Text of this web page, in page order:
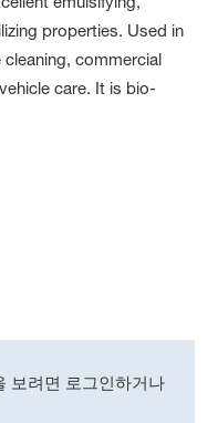
properties. Used in
commercial
care. It is bio-
보려면 로그인하거나